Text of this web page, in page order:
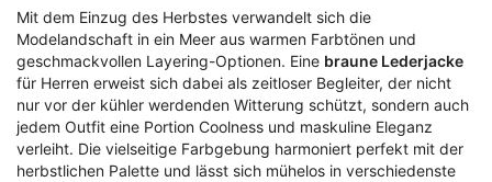
Mit dem Einzug des Herbstes verwandelt sich die
Modelandschaft in ein Meer aus warmen Farbtönen und
geschmackvollen Layering-Optionen. Eine braune Lederjacke
für Herren erweist sich dabei als zeitloser Begleiter, der nicht
nur vor der kühler werdenden Witterung schützt, sondern auch
jedem Outfit eine Portion Coolness und maskuline Eleganz
verleiht. Die vielseitige Farbgebung harmoniert perfekt mit der
herbstlichen Palette und lässt sich mühelos in verschiedenste